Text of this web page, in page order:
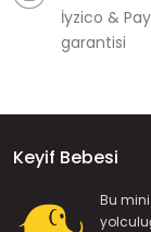
İyzico &
garantisi
Keyif Bebesi
Bu